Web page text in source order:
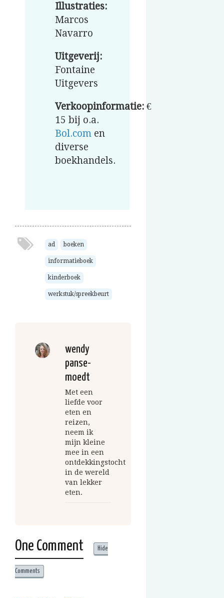
Illustraties:
Marcos
Navarro
Uitgeverij:
Fontaine
Uitgevers
Verkoopinformatie: €
15 bij o.a.
Bol.com en
diverse
boekhandels.
ad boeken
informatieboek
kinderboek
werkstuk/spreekbeurt
wendy
panse-
moedt
Met een
liefde voor
eten en
reizen,
neem ik
mijn kleine
mee in een
ontdekkingstocht
in de wereld
van lekker
eten.
One Comment Hide
Comments